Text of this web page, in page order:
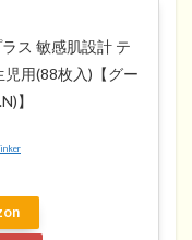
ス 敏感肌設計 テ
児用(88枚入)【グー
】